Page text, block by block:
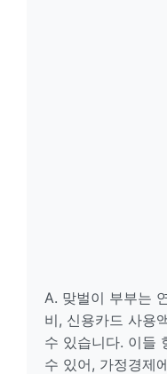
A. 맞벌이 부부는
비, 신용카드 사용
수 있습니다. 이들
수 있어, 가정경제